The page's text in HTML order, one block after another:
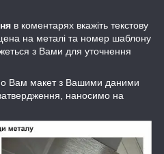
в коментарях вкажіть текстову
на металі та номер шаблону
з Вами для уточнення
Вам макет з Вашими даними
наносимо на